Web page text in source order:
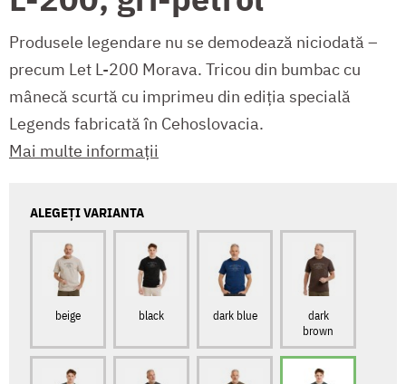
Produsele legendare nu se demodează niciodată –
precum Let L-200 Morava. Tricou din bumbac cu
mânecă scurtă cu imprimeu din ediția specială
Legends fabricată în Cehoslovacia.
Mai multe informații
ALEGEȚI VARIANTA
beige black dark blue
dark
brown